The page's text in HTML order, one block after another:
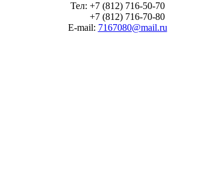
Тел: +7 (812) 716-50-70
+7 (812) 716-70-80
E-mail: 7167080@mail.ru